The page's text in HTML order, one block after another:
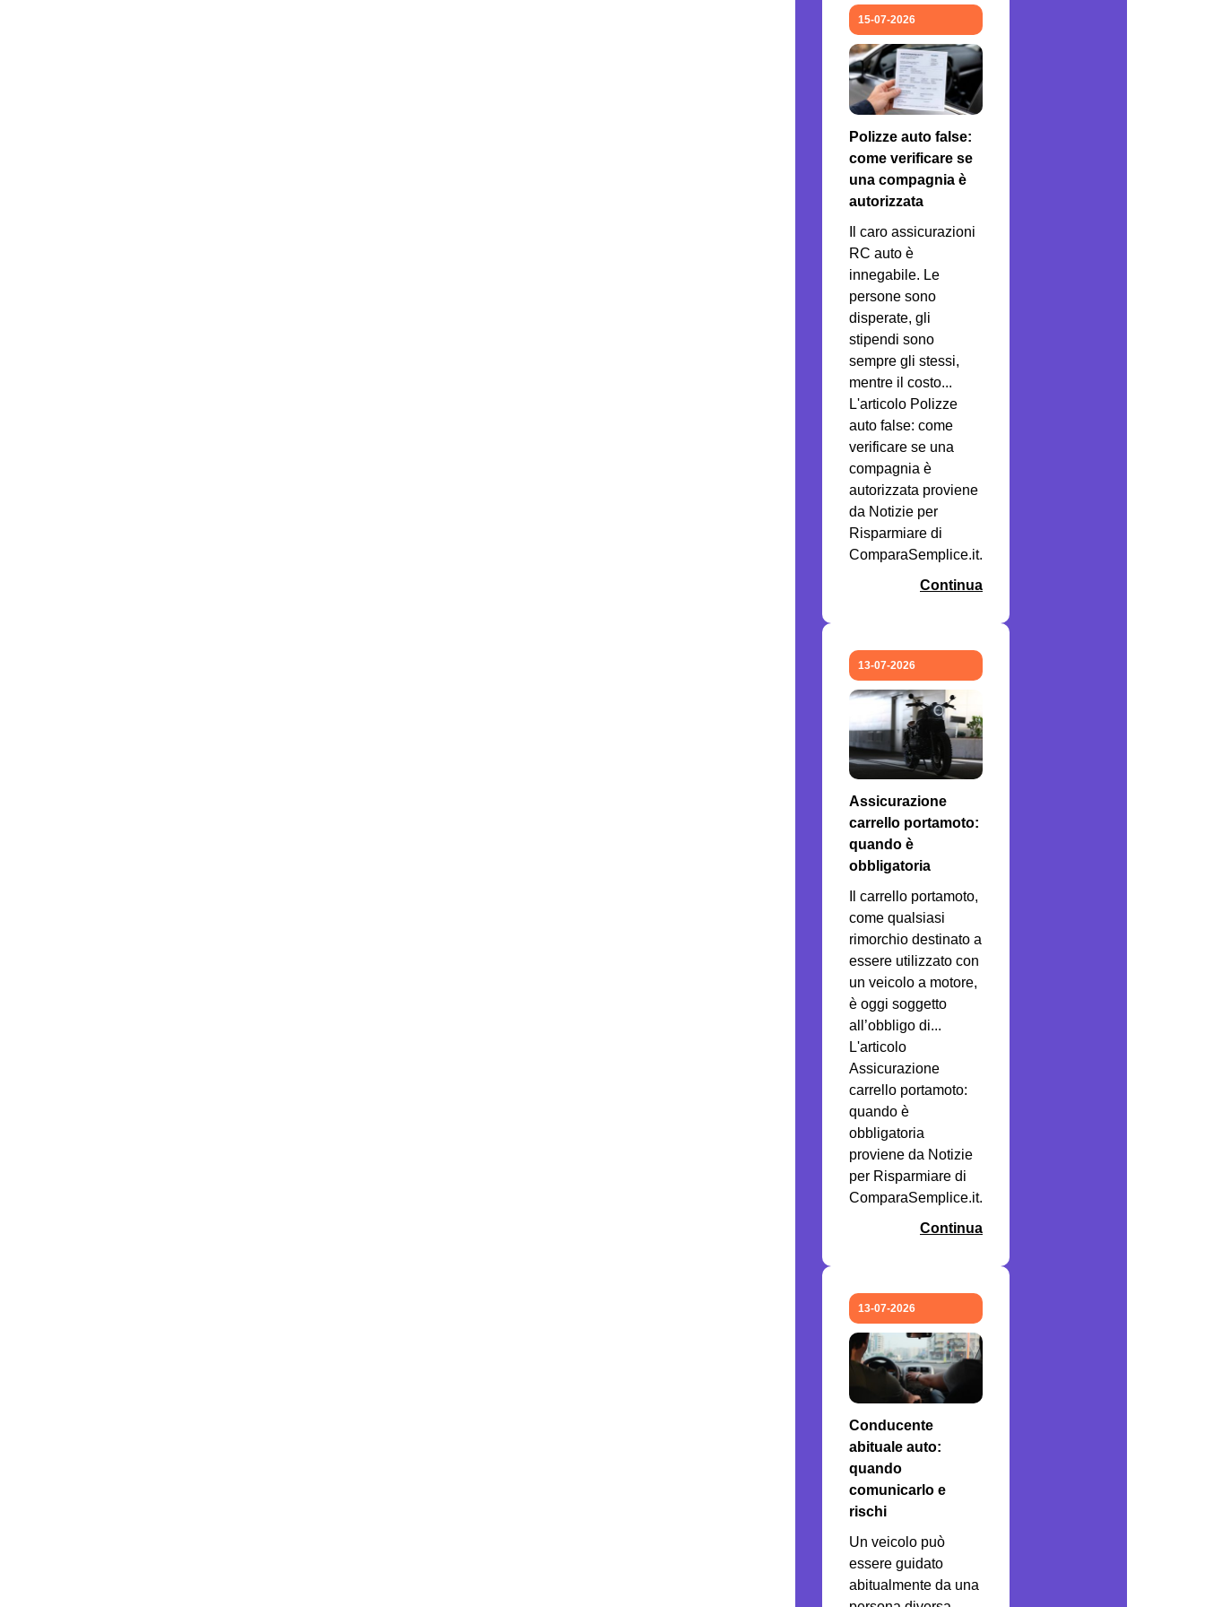
15-07-2026
Polizze auto false:
come verificare se
una compagnia è
autorizzata
Il caro assicurazioni
RC auto è
innegabile. Le
persone sono
disperate, gli
stipendi sono
sempre gli stessi,
mentre il costo...
L'articolo Polizze
auto false: come
verificare se una
compagnia è
autorizzata proviene
da Notizie per
Risparmiare di
ComparaSemplice.it.
Continua
13-07-2026
Assicurazione
carrello portamoto:
quando è
obbligatoria
Il carrello portamoto,
come qualsiasi
rimorchio destinato a
essere utilizzato con
un veicolo a motore,
è oggi soggetto
all’obbligo di...
L'articolo
Assicurazione
carrello portamoto:
quando è
obbligatoria
proviene da Notizie
per Risparmiare di
ComparaSemplice.it.
Continua
13-07-2026
Conducente
abituale auto:
quando
comunicarlo e
rischi
Un veicolo può
essere guidato
abitualmente da una